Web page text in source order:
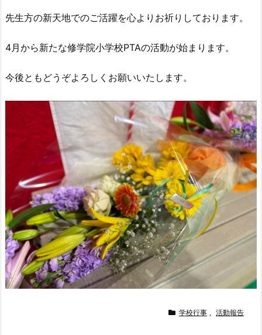
先生方の新天地でのご活躍を心よりお祈りしております。
4月から新たな修学院小学校PTAの活動が始まります。
今後ともどうぞよろしくお願いいたします。
学校行事 , 活動報告